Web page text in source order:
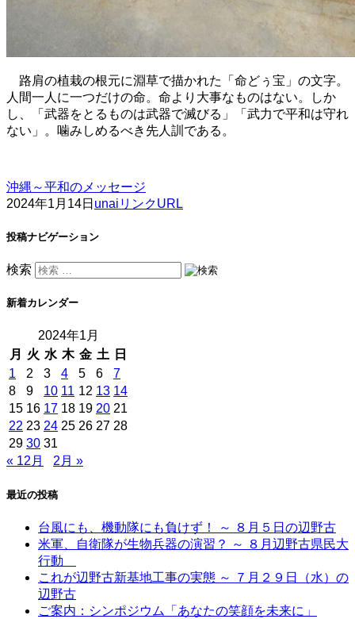
路肩の植栽の根元に淵草で描かれた「命どぅ宝」の文字。
人間一人に一つだけの命。命より大事なものはない。しか
し、「武器をとるものは武器で滅びる」「武力で平和は守れ
ない」。噛みしめるべき先人訓である。
沖縄～平和のメッセージ
2024年1月14日 unai リンクURL
投稿ナビゲーション
検索
新着カレンダー
2024年1月
月
火 水 木 金 土 日
1
2 3 4 5 6
7
8
9 10 11 12 13 14
15 16 17 18 19 20 21
22 23 24 25 26 27 28
29 30 31
« 12月
2月 »
最近の投稿
台風にも、機動隊にも負けず！ ～ ８月５日の辺野古
米軍、自衛隊が生物兵器の演習？ ～ ８月辺野古県民大
行動
これが辺野古新基地工事の実態 ～ ７月２９日（水）の
辺野古
ご案内：シンポジウム「あなたの笑顔を未来に」